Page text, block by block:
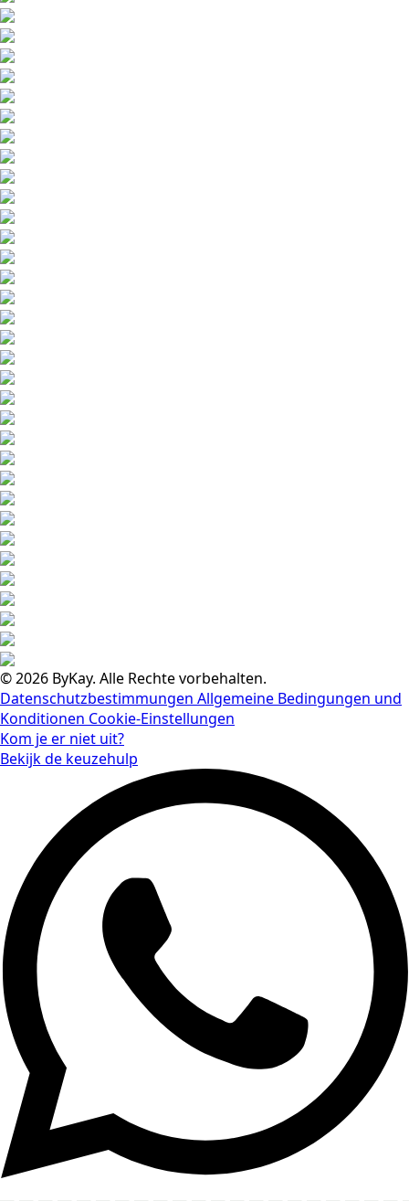
© 2026 ByKay. Alle Rechte vorbehalten.
Datenschutzbestimmungen Allgemeine Bedingungen und
Konditionen Cookie-Einstellungen
Kom je er niet uit?
Bekijk de keuzehulp